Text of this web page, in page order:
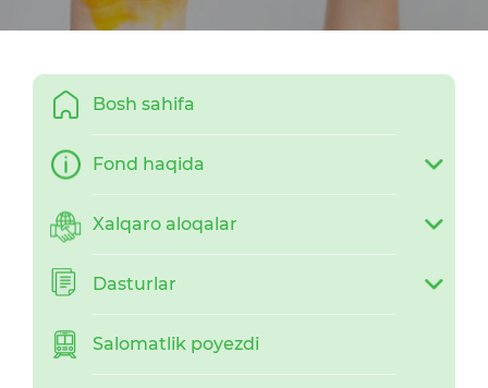
Bosh sahifa
Fond haqida
Xalqaro aloqalar
Dasturlar
Salomatlik poyezdi